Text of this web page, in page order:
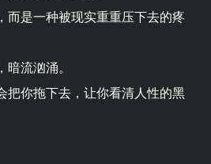
而是一种被现实重重压下去的疼
流汹涌。
把你拖下去，让你看清人性的黑